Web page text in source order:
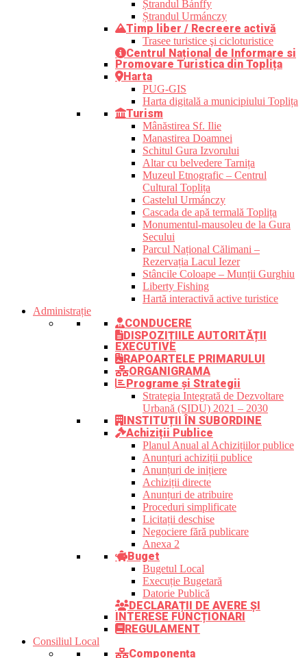
Ștrandul Bánffy
Ștrandul Urmánczy
Timp liber / Recreere activă
Trasee turistice şi cicloturistice
Centrul Național de Informare si
Promovare Turistica din Toplița
Harta
PUG-GIS
Harta digitală a municipiului Toplița
Turism
Mânăstirea Sf. Ilie
Manastirea Doamnei
Schitul Gura Izvorului
Altar cu belvedere Tarnița
Muzeul Etnografic – Centrul
Cultural Toplița
Castelul Urmánczy
Cascada de apă termală Toplița
Monumentul-mausoleu de la Gura
Secului
Parcul Național Călimani –
Rezervația Lacul Iezer
Stâncile Coloape – Munții Gurghiu
Liberty Fishing
Hartă interactivă active turistice
Administrație
CONDUCERE
DISPOZIȚIILE AUTORITĂȚII
EXECUTIVE
RAPOARTELE PRIMARULUI
ORGANIGRAMA
Programe și Strategii
Strategia Integrată de Dezvoltare
Urbană (SIDU) 2021 – 2030
INSTITUȚII ÎN SUBORDINE
Achiziții Publice
Planul Anual al Achizițiilor publice
Anunțuri achiziții publice
Anunțuri de inițiere
Achiziții directe
Anunțuri de atribuire
Proceduri simplificate
Licitații deschise
Negociere fără publicare
Anexa 2
Buget
Bugetul Local
Execuție Bugetară
Datorie Publică
DECLARAȚII DE AVERE ȘI
INTERESE FUNCȚIONARI
REGULAMENT
Consiliul Local
Componența